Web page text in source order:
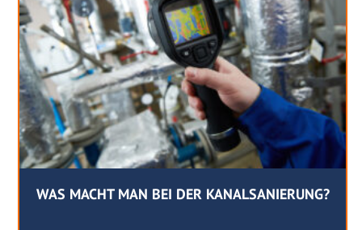
WAS MACHT MAN BEI DER KANALSANIERUNG?